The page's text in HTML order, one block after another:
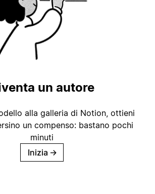
un autore
alla galleria di Notion, ottieni
un compenso: bastano pochi
minuti
Inizia →